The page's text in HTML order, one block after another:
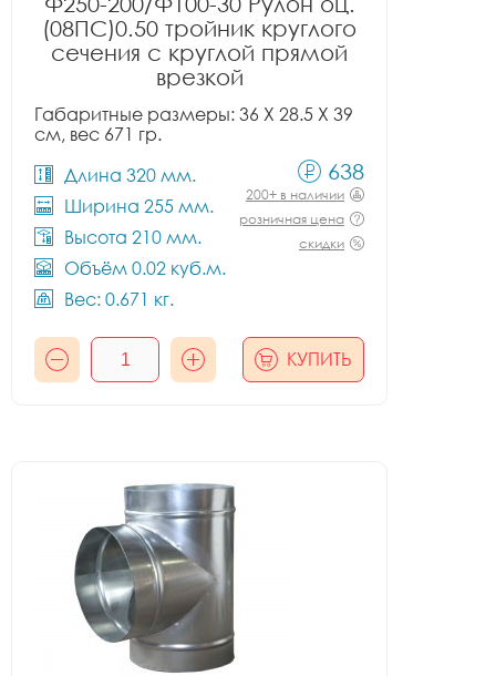
(08ПС)0.50 тройник круглого
сечения с круглой прямой
врезкой
Габаритные размеры: 36 X 28.5 X 39
см, вес 671 гр.
Длина 320 мм.
Ширина 255 мм.
Высота 210 мм.
Объём 0.02 куб.м.
Вес: 0.671 кг.
638
200+ в наличии
розничная цена
скидки
КУПИТЬ